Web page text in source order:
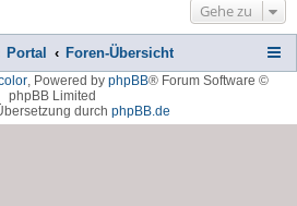
Gehe zu
Portal Foren-Übersicht
, Powered by phpBB® Forum Software ©
phpBB Limited
durch phpBB.de